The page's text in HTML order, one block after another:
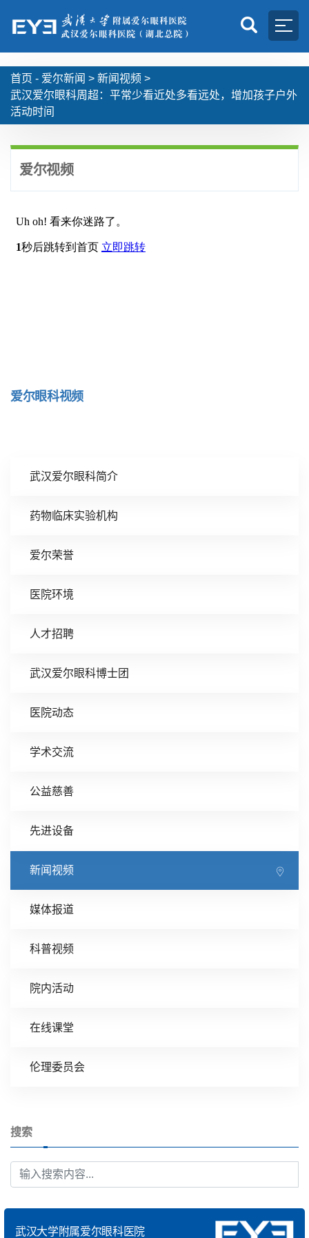
首页 - 爱尔新闻 > 新闻视频 >
武汉爱尔眼科周超：平常少看近处多看远处，增加孩子户外
活动时间
武汉爱尔眼科简介
药物临床实验机构
爱尔荣誉
医院环境
人才招聘
武汉爱尔眼科博士团
医院动态
学术交流
公益慈善
先进设备
新闻视频
媒体报道
科普视频
院内活动
在线课堂
伦理委员会
搜索
爱尔视频
爱尔眼科视频
武汉大学附属爱尔眼科医院